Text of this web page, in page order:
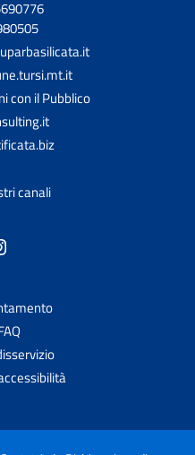
con il Pubblico
canali